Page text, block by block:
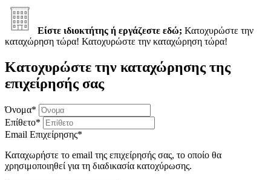
Είστε ιδιοκτήτης ή εργάζεστε εδώ; Κατοχυρώστε την
καταχώρηση τώρα! Κατοχυρώστε την καταχώρηση τώρα!
Κατοχυρώστε την καταχώρησης της
επιχείρησής σας
Όνομα*
Επίθετο*
Email Επιχείρησης*
Καταχωρήστε το email της επιχείρησής σας, το οποίο θα
χρησιμοποιηθεί για τη διαδικασία κατοχύρωσης.